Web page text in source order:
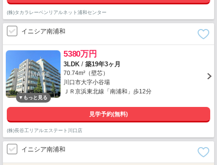
(株)タカラレーベンリアルネット浦和センター
イニシア南浦和
5380万円
3LDK / 築19年3ヶ月
70.74m²（壁芯）
川口市大字小谷場
ＪＲ京浜東北線「南浦和」歩12分
見学予約(無料)
(株)長谷工リアルエステート川口店
イニシア南浦和